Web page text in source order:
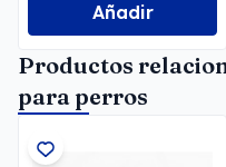
Añadir
Productos
para perros